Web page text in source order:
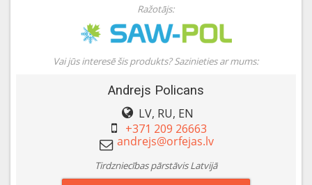
Ražotājs:
Vai jūs interesē šis produkts? Sazinieties ar mums:
Andrejs Policans
LV, RU, EN
+371 209 26663
Tirdzniecības pārstāvis Latvijā